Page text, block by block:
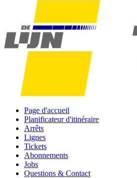
Page d'accueil
Planificateur d'itinéraire
Arrêts
Lignes
Tickets
Abonnements
Jobs
Questions & Contact